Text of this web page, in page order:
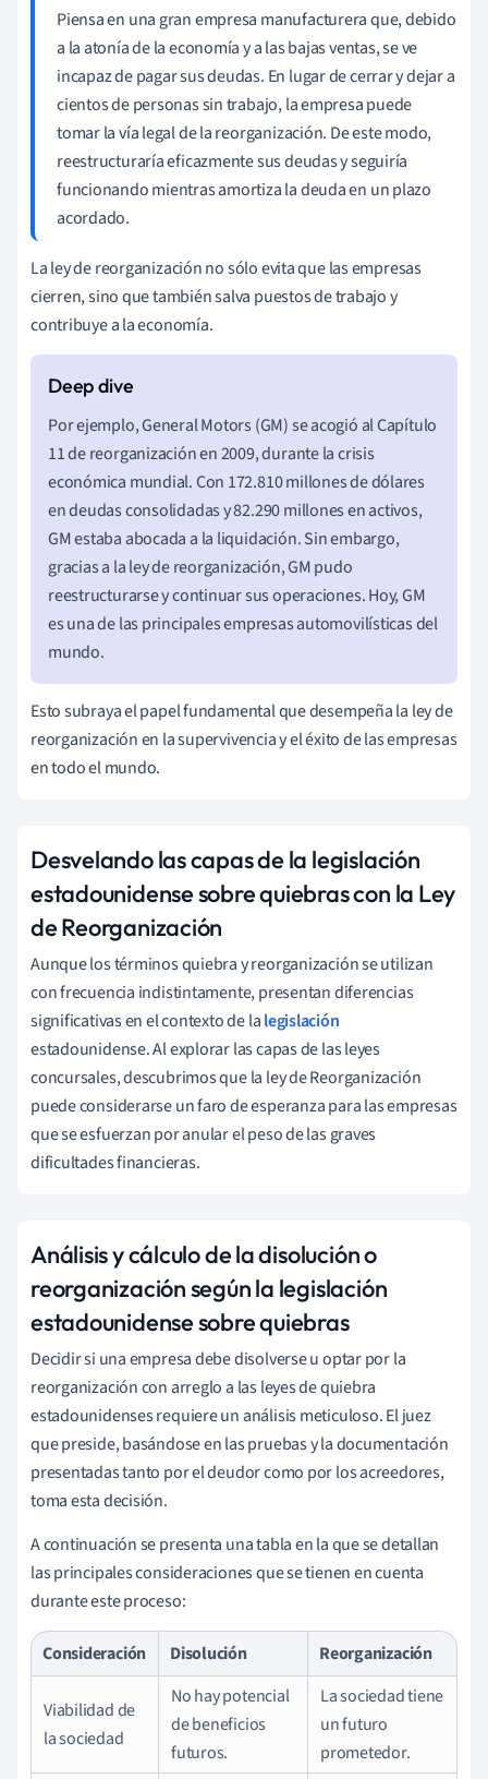
Piensa en una gran empresa manufacturera que, debido
a la atonía de la economía y a las bajas ventas, se ve
incapaz de pagar sus deudas. En lugar de cerrar y dejar a
cientos de personas sin trabajo, la empresa puede
tomar la vía legal de la reorganización. De este modo,
reestructuraría eficazmente sus deudas y seguiría
funcionando mientras amortiza la deuda en un plazo
acordado.
La ley de reorganización no sólo evita que las empresas
cierren, sino que también salva puestos de trabajo y
contribuye a la economía.
Por ejemplo, General Motors (GM) se acogió al Capítulo
11 de reorganización en 2009, durante la crisis
económica mundial. Con 172.810 millones de dólares
en deudas consolidadas y 82.290 millones en activos,
GM estaba abocada a la liquidación. Sin embargo,
gracias a la ley de reorganización, GM pudo
reestructurarse y continuar sus operaciones. Hoy, GM
es una de las principales empresas automovilísticas del
mundo.
Esto subraya el papel fundamental que desempeña la ley de
reorganización en la supervivencia y el éxito de las empresas
en todo el mundo.
Desvelando las capas de la legislación
estadounidense sobre quiebras con la Ley
de Reorganización
Aunque los términos quiebra y reorganización se utilizan
con frecuencia indistintamente, presentan diferencias
significativas en el contexto de lalegislación
estadounidense. Al explorar las capas de las leyes
concursales, descubrimos que la ley de Reorganización
puede considerarse un faro de esperanza para las empresas
que se esfuerzan por anular el peso de las graves
dificultades financieras.
Análisis y cálculo de la disolución o
reorganización según la legislación
estadounidense sobre quiebras
Decidir si una empresa debe disolverse u optar por la
reorganización con arreglo a las leyes de quiebra
estadounidenses requiere un análisis meticuloso. El juez
que preside, basándose en las pruebas y la documentación
presentadas tanto por el deudor como por los acreedores,
toma esta decisión.
A continuación se presenta una tabla en la que se detallan
las principales consideraciones que se tienen en cuenta
durante este proceso:
Consideración Disolución Reorganización
Viabilidad de
la sociedad
No hay potencial
de beneficios
futuros.
La sociedad tiene
un futuro
prometedor.